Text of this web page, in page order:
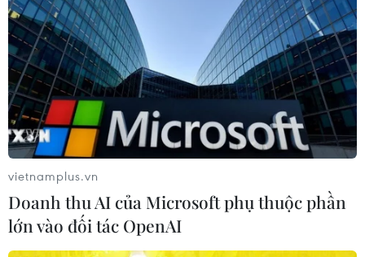
vietnamplus.vn
Doanh thu AI của Microsoft phụ thuộc phần
lớn vào đối tác OpenAI